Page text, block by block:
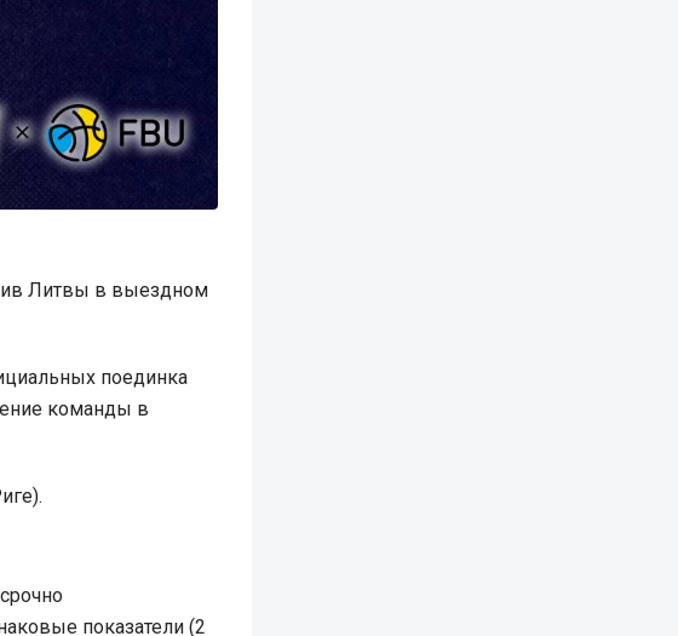
Литвы в выездном
поединка
команды в
показатели (2